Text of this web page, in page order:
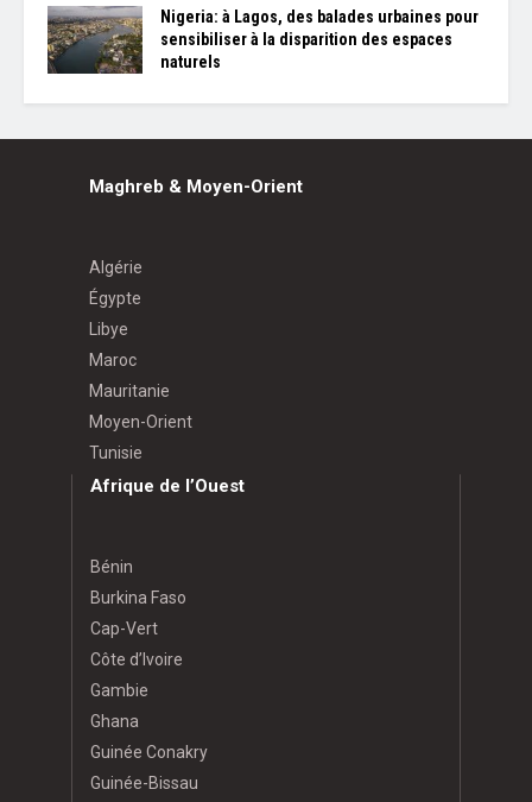
Nigeria: à Lagos, des balades urbaines pour
sensibiliser à la disparition des espaces
naturels
Maghreb & Moyen-Orient
Algérie
Égypte
Libye
Maroc
Mauritanie
Moyen-Orient
Tunisie
Afrique de l’Ouest
Bénin
Burkina Faso
Cap-Vert
Côte d’Ivoire
Gambie
Ghana
Guinée Conakry
Guinée-Bissau